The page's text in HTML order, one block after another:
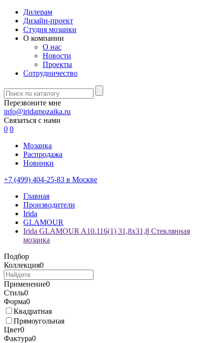
Дилерам
Дизайн-проект
Студия мозаики
О компании
О нас
Новости
Проекты
Сотрудничество
Перезвоните мне
info@iridamozaika.ru
Связаться с нами
0 0
Мозаика
Распродажа
Новинки
+7 (499) 404-25-83 в Москве
Главная
Производители
Irida
GLAMOUR
Irida GLAMOUR A10.116(1) 31,8x31,8 Стеклянная
мозаика
Подбор
Коллекция0
Применение0
Стиль0
Форма0
Квадратная
Прямоугольная
Цвет0
Фактура0